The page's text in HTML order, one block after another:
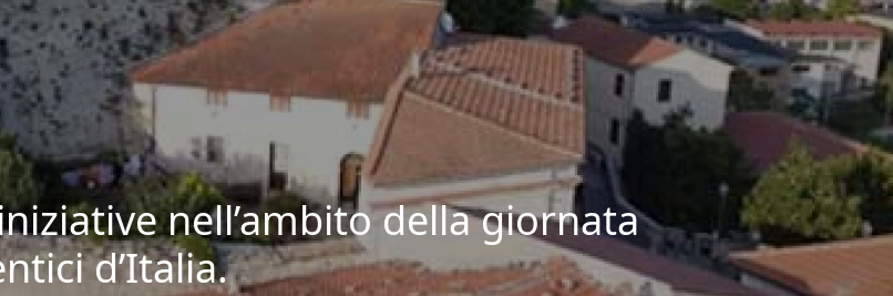
nell’ambito della giornata
d’Italia.